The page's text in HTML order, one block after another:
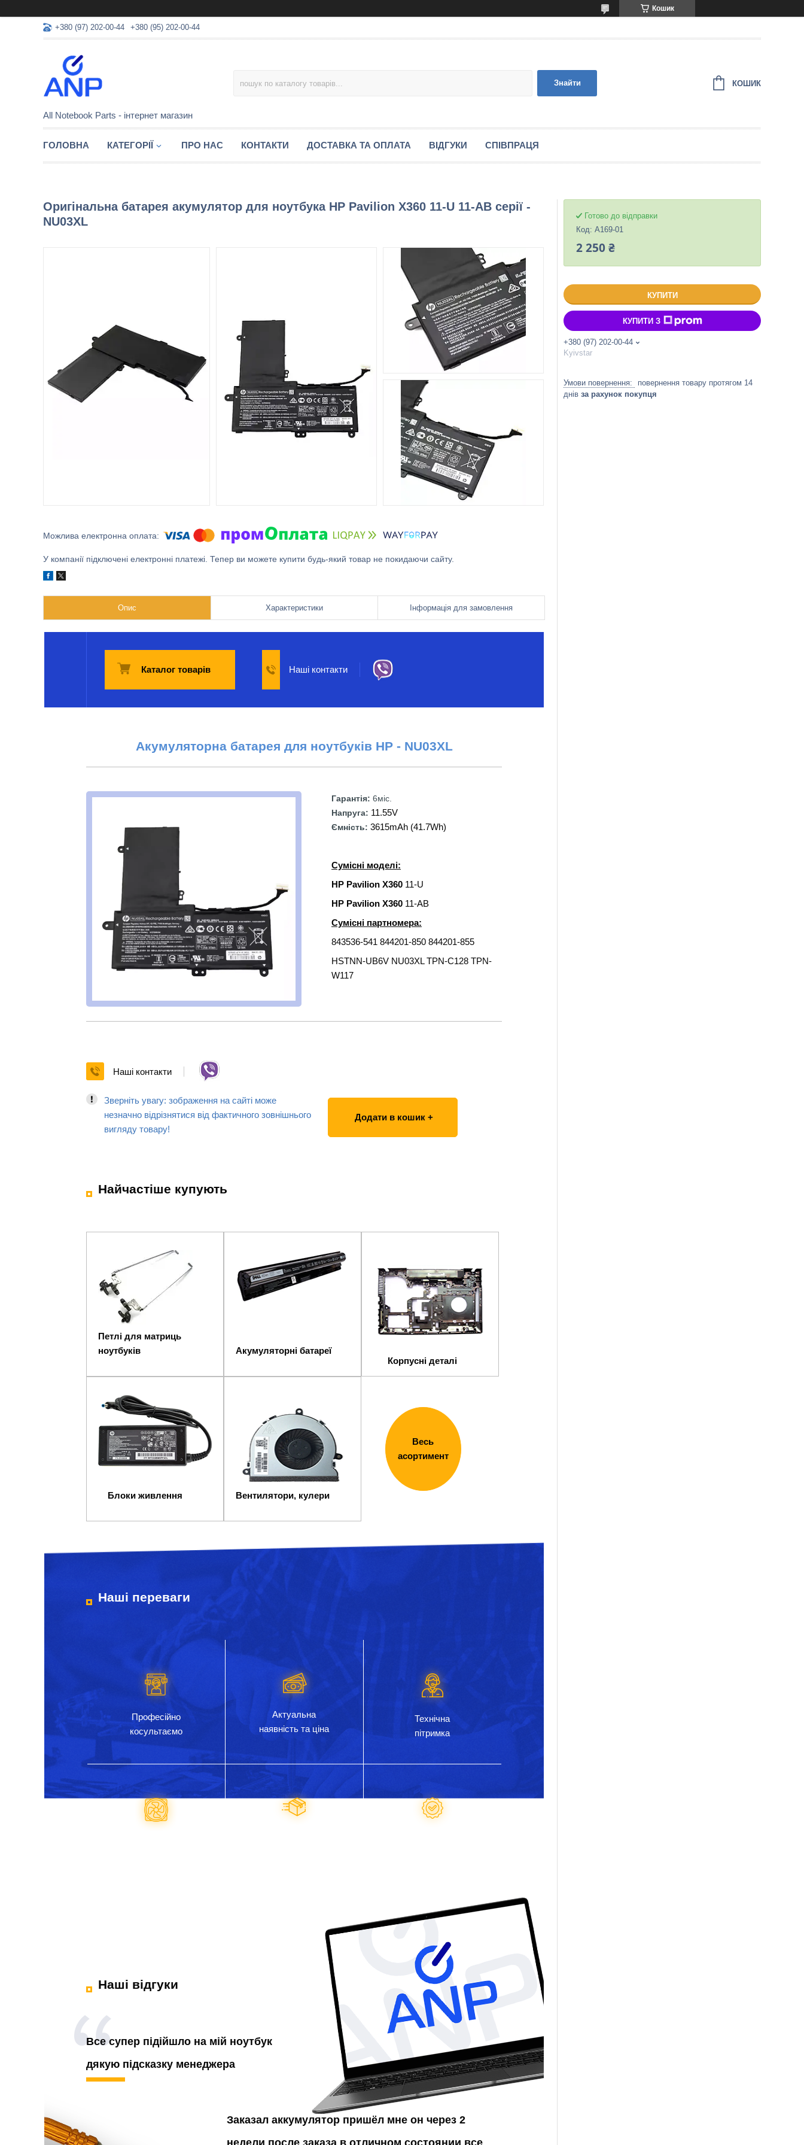
Кошик
+380 (97) 202-00-44 +380 (95) 202-00-44
All Notebook Parts - інтернет магазин
Знайти КОШИК
ГОЛОВНА КАТЕГОРІЇ ПРО НАС КОНТАКТИ ДОСТАВКА ТА ОПЛАТА ВІДГУКИ СПІВПРАЦЯ
Оригінальна батарея акумулятор для ноутбука HP Pavilion X360 11-U 11-AB серії -
NU03XL
У компанії підключені електронні платежі. Тепер ви можете купити будь-який товар не покидаючи сайту.
Опис Характеристики Інформація для замовлення
Каталог товарів Наші контакти
Акумуляторна батарея для ноутбуків НР - NU03XL
Гарантія: 6міс.
Напруга: 11.55V
Ємність: 3615mAh (41.7Wh)
Сумісні моделі:
HP Pavilion X360 11-U
HP Pavilion X360 11-AB
Сумісні партномера:
843536-541 844201-850 844201-855
HSTNN-UB6V NU03XL TPN-C128 TPN-
W117
Наші контакти
Зверніть увагу: зображення на сайті може
незначно відрізнятися від фактичного зовнішнього
вигляду товару!
Додати в кошик +
Найчастіше купують
Петлі для матриць
ноутбуків
Акумуляторні батареї
Корпусні деталі
Блоки живлення Вентилятори, кулери
Весь
асортимент
Наші переваги
Професійно
косультаємо
Актуальна
наявність та ціна
Технічна
пітримка
Наші відгуки
Все супер підійшло на мій ноутбук
дякую підсказку менеджера
Заказал аккумулятор пришёл мне он через 2
Готово до відправки
Код: A169-01
2 250 ₴
КУПИТИ
КУПИТИ З
+380 (97) 202-00-44
Kyivstar
повернення товару протягом 14
днів за рахунок покупця